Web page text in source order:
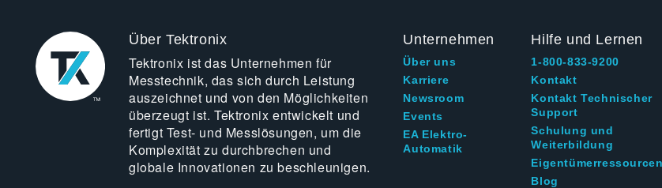
Über Tektronix
Tektronix ist das Unternehmen für
Messtechnik, das sich durch Leistung
auszeichnet und von den Möglichkeiten
überzeugt ist. Tektronix entwickelt und
fertigt Test- und Messlösungen, um die
Komplexität zu durchbrechen und
globale Innovationen zu beschleunigen.
Unternehmen
Über uns
Karriere
Newsroom
Events
EA Elektro-
Automatik
Hilfe und Lernen
1-800-833-9200
Kontakt
Kontakt Technischer
Support
Schulung und
Weiterbildung
Eigentümerressourcen
Blog